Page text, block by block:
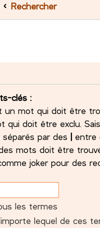
Rechercher
clés :
un mot qui doit être
qui doit être exclu.
par des | entre
mots doit être
joker pour des
les termes
lequel de ces